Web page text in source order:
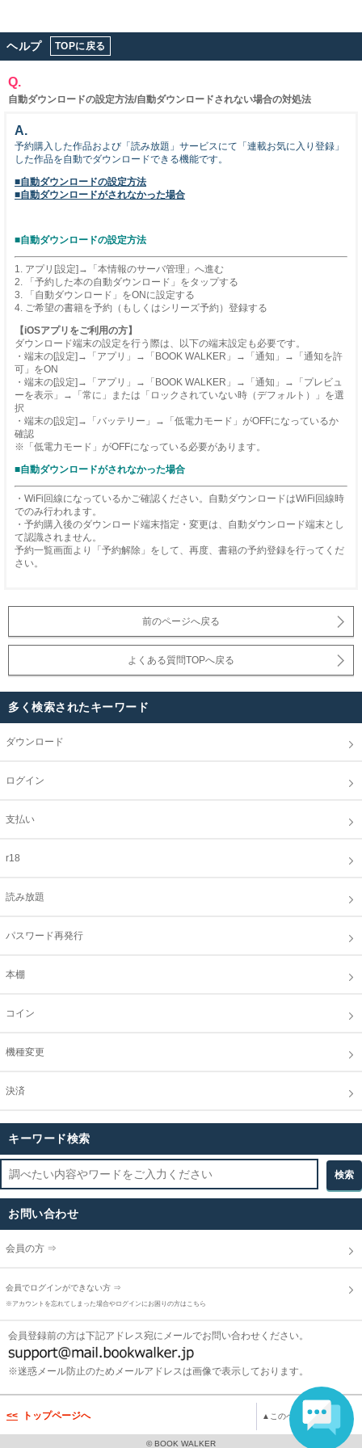
ヘルプ TOPに戻る
Q.
自動ダウンロードの設定方法/自動ダウンロードされない場合の対処法
A.
予約購入した作品および「読み放題」サービスにて「連載お気に入り登録」
した作品を自動でダウンロードできる機能です。
■自動ダウンロードの設定方法
■自動ダウンロードがされなかった場合
■自動ダウンロードの設定方法
1. アプリ[設定]→「本情報のサーバ管理」へ進む
2. 「予約した本の自動ダウンロード」をタップする
3. 「自動ダウンロード」をONに設定する
4. ご希望の書籍を予約（もしくはシリーズ予約）登録する
【iOSアプリをご利用の方】
ダウンロード端末の設定を行う際は、以下の端末設定も必要です。
・端末の[設定]→「アプリ」→「BOOK WALKER」→「通知」→「通知を許
可」をON
・端末の[設定]→「アプリ」→「BOOK WALKER」→「通知」→「プレビュ
ーを表示」→「常に」または「ロックされていない時（デフォルト）」を選
択
・端末の[設定]→「バッテリー」→「低電力モード」がOFFになっているか
確認
※「低電力モード」がOFFになっている必要があります。
■自動ダウンロードがされなかった場合
・WiFi回線になっているかご確認ください。自動ダウンロードはWiFi回線時
でのみ行われます。
・予約購入後のダウンロード端末指定・変更は、自動ダウンロード端末とし
て認識されません。
予約一覧画面より「予約解除」をして、再度、書籍の予約登録を行ってくだ
さい。
前のページへ戻る
よくある質問TOPへ戻る
多く検索されたキーワード
ダウンロード
ログイン
支払い
r18
読み放題
パスワード再発行
本棚
コイン
機種変更
決済
キーワード検索
お問い合わせ
会員の方 ⇒
会員でログインができない方 ⇒
※アカウントを忘れてしまった場合やログインにお困りの方はこちら
会員登録前の方は下記アドレス宛にメールでお問い合わせください。
※迷惑メール防止のためメールアドレスは画像で表示しております。
▲このページのトップへ
トップページへ
© BOOK WALKER